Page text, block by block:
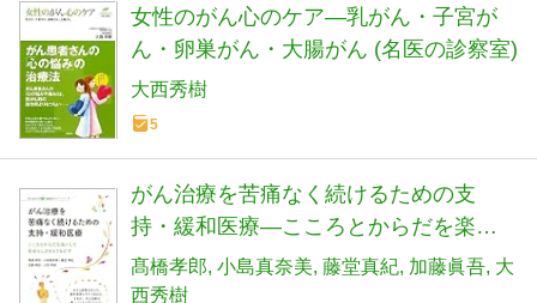
女性のがん心のケア―乳がん・子宮が
ん・卵巣がん・大腸がん (名医の診察室)
大西秀樹
5
がん治療を苦痛なく続けるための支
持・緩和医療―こころとからだを楽に
して自分らしさをとりもどす (埼玉医科
大学超人気健康セミナーシリーズ)
髙橋孝郎 小島真奈美 藤堂真紀 加藤眞吾 大
西秀樹